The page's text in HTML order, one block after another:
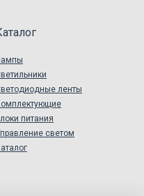
ленты
питания
светом